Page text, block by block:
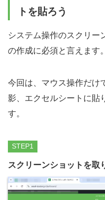
トを貼ろう
システム操作のスクリー
の作成に必須と言えます。
今回は、マウス操作だけ
影、エクセルシートに貼
す。
STEP
スクリーンショットを取